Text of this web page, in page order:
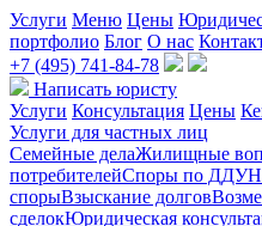
Услуги Меню Цены
портфолио Блог О нас
+7 (495) 741-84-78
Написать юристу
Услуги Консультация Цены
Услуги для частных лиц
Семейные делаЖилищные
потребителейСпоры по ДДУ
спорыВзыскание долгов
сделокЮридическая